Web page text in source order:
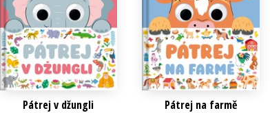
Pátrej v džungli Pátrej na farmě